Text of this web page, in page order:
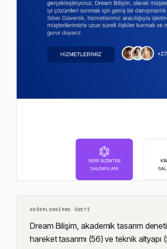
DEĞERLENDIRME ÖZETI
Dream Bilişim, akademik tasarım
hareket tasarımı (56) ve teknik altyapı